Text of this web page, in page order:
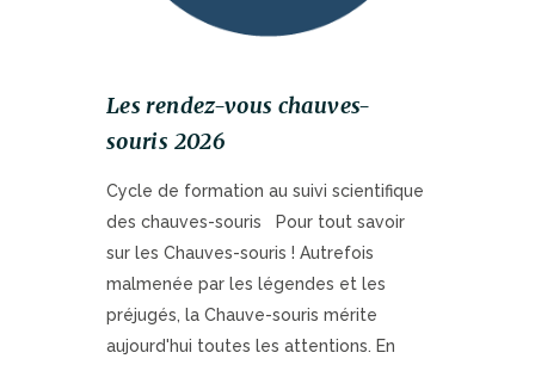
Les rendez-vous chauves-
souris 2026
Cycle de formation au suivi scientifique
des chauves-souris Pour tout savoir
sur les Chauves-souris ! Autrefois
malmenée par les légendes et les
préjugés, la Chauve-souris mérite
aujourd'hui toutes les attentions. En